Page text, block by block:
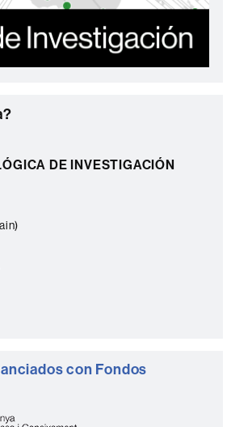
DE INVESTIGACIÓN
con Fondos